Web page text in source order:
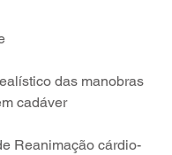
das manobras
cadáver
Reanimação cárdio-